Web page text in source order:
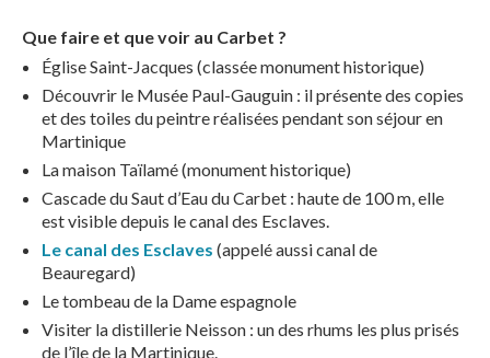
Que faire et que voir au Carbet ?
Église Saint-Jacques (classée monument historique)
Découvrir le Musée Paul-Gauguin : il présente des copies
et des toiles du peintre réalisées pendant son séjour en
Martinique
La maison Taïlamé (monument historique)
Cascade du Saut d’Eau du Carbet : haute de 100 m, elle
est visible depuis le canal des Esclaves.
Le canal des Esclaves (appelé aussi canal de
Beauregard)
Le tombeau de la Dame espagnole
Visiter la distillerie Neisson : un des rhums les plus prisés
de l’île de la Martinique.